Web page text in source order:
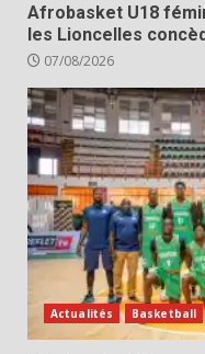
Afrobasket U18
les Lioncelles
07/08/2026
Actualités Basketball